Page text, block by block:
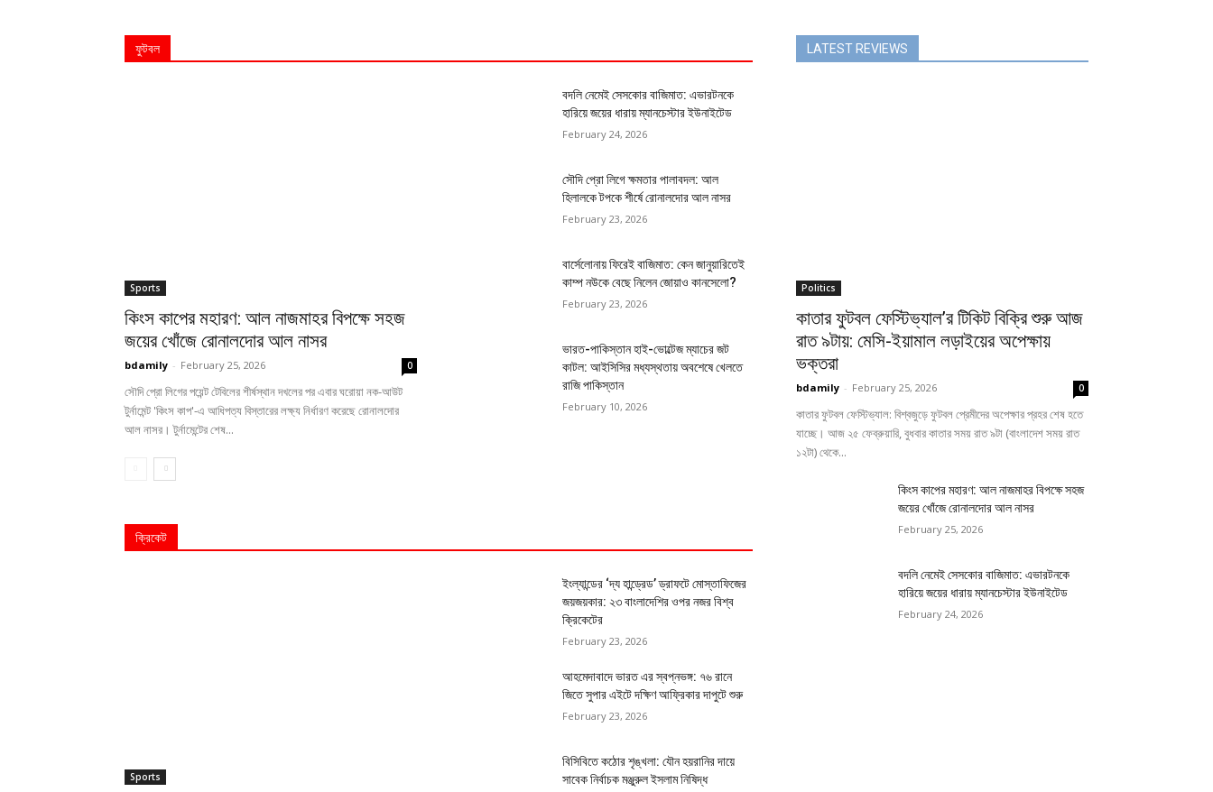
ফুটবল
Sports
কিংস কাপের মহারণ: আল নাজমাহর বিপক্ষে সহজ
জয়ের খোঁজে রোনালদোর আল নাসর
bdamily - February 25, 2026 0
সৌদি প্রো লিগের পয়েন্ট টেবিলের শীর্ষস্থান দখলের পর এবার ঘরোয়া নক-আউট
টুর্নামেন্ট 'কিংস কাপ'-এ আধিপত্য বিস্তারের লক্ষ্য নির্ধারণ করেছে রোনালদোর
আল নাসর। টুর্নামেন্টের শেষ...
বদলি নেমেই সেসকোর বাজিমাত: এভারটনকে
হারিয়ে জয়ের ধারায় ম্যানচেস্টার ইউনাইটেড
February 24, 2026
সৌদি প্রো লিগে ক্ষমতার পালাবদল: আল
হিলালকে টপকে শীর্ষে রোনালদোর আল নাসর
February 23, 2026
বার্সেলোনায় ফিরেই বাজিমাত: কেন জানুয়ারিতেই
কাম্প নউকে বেছে নিলেন জোয়াও কানসেলো?
February 23, 2026
ভারত-পাকিস্তান হাই-ভোল্টেজ ম্যাচের জট
কাটল: আইসিসির মধ্যস্থতায় অবশেষে খেলতে
রাজি পাকিস্তান
February 10, 2026
ক্রিকেট
Sports
ইংল্যান্ডের ‘দ্য হান্ড্রেড’ ড্রাফটে মোস্তাফিজের
জয়জয়কার: ২৩ বাংলাদেশির ওপর নজর বিশ্ব
ক্রিকেটের
February 23, 2026
আহমেদাবাদে ভারত এর স্বপ্নভঙ্গ: ৭৬ রানে
জিতে সুপার এইটে দক্ষিণ আফ্রিকার দাপুটে শুরু
February 23, 2026
বিসিবিতে কঠোর শৃঙ্খলা: যৌন হয়রানির দায়ে
সাবেক নির্বাচক মঞ্জুরুল ইসলাম নিষিদ্ধ
LATEST REVIEWS
Politics
কাতার ফুটবল ফেস্টিভ্যাল’র টিকিট বিক্রি শুরু আজ
রাত ৯টায়: মেসি-ইয়ামাল লড়াইয়ের অপেক্ষায়
ভক্তরা
bdamily - February 25, 2026 0
কাতার ফুটবল ফেস্টিভ্যাল: বিশ্বজুড়ে ফুটবল প্রেমীদের অপেক্ষার প্রহর শেষ হতে
যাচ্ছে। আজ ২৫ ফেব্রুয়ারি, বুধবার কাতার সময় রাত ৯টা (বাংলাদেশ সময় রাত
১২টা) থেকে...
কিংস কাপের মহারণ: আল নাজমাহর বিপক্ষে সহজ
জয়ের খোঁজে রোনালদোর আল নাসর
February 25, 2026
বদলি নেমেই সেসকোর বাজিমাত: এভারটনকে
হারিয়ে জয়ের ধারায় ম্যানচেস্টার ইউনাইটেড
February 24, 2026